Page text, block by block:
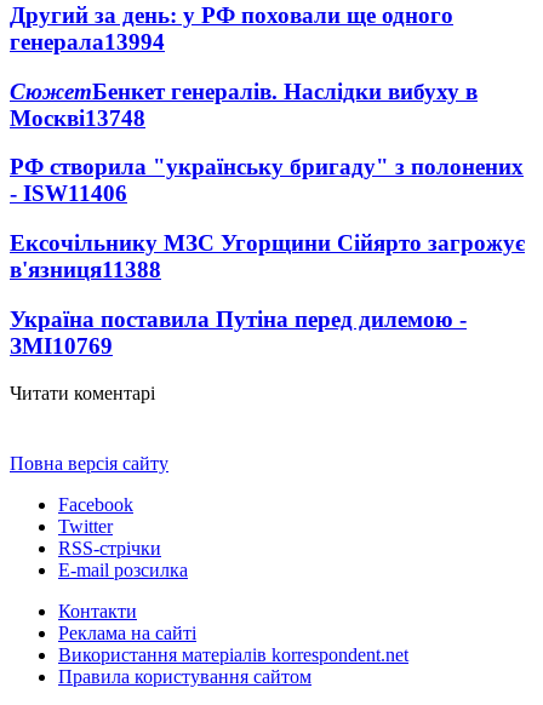
Другий за день: у РФ поховали ще одного
генерала13994
СюжетБенкет генералів. Наслідки вибуху в
Москві13748
РФ створила "українську бригаду" з полонених
- ISW11406
Ексочільнику МЗС Угорщини Сійярто загрожує
в'язниця11388
Україна поставила Путіна перед дилемою -
ЗМІ10769
Читати коментарі
Повна версія сайту
Facebook
Twitter
RSS-стрічки
E-mail розсилка
Контакти
Реклама на сайті
Використання матеріалів korrespondent.net
Правила користування сайтом